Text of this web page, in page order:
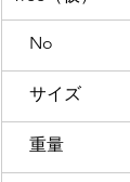
No
サイズ
重量